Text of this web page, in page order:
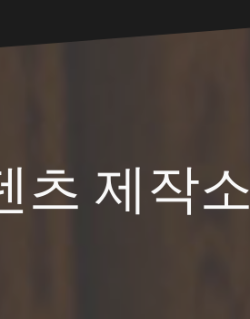
츠 제작소